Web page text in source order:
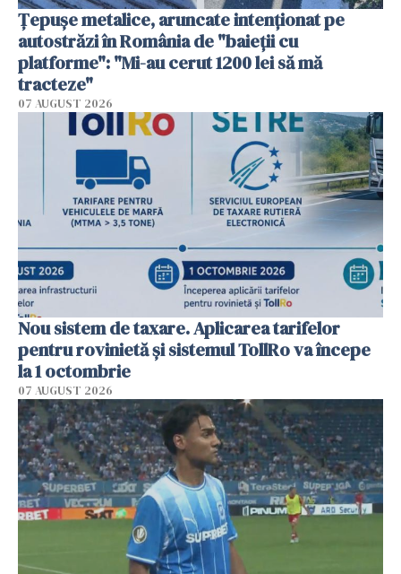
Țepușe metalice, aruncate intenționat pe
autostrăzi în România de "baieții cu
platforme": "Mi-au cerut 1200 lei să mă
tracteze"
07 AUGUST 2026
Nou sistem de taxare. Aplicarea tarifelor
pentru rovinietă şi sistemul TollRo va începe
la 1 octombrie
07 AUGUST 2026